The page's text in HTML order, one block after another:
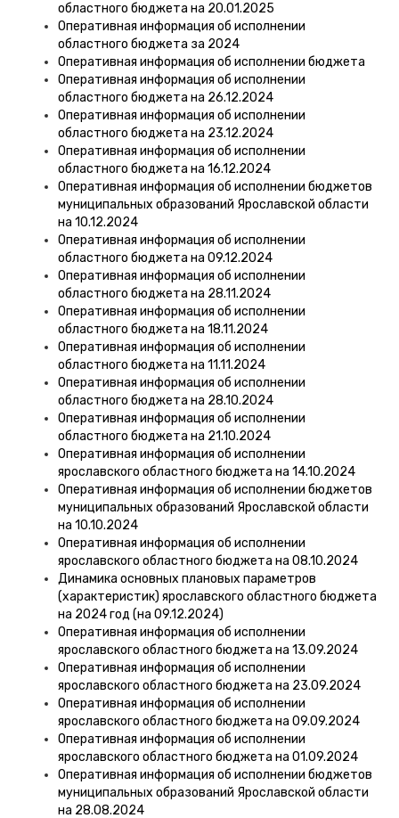
областного бюджета на 20.01.2025
Оперативная информация об исполнении
областного бюджета за 2024
Оперативная информация об исполнении бюджета
Оперативная информация об исполнении
областного бюджета на 26.12.2024
Оперативная информация об исполнении
областного бюджета на 23.12.2024
Оперативная информация об исполнении
областного бюджета на 16.12.2024
Оперативная информация об исполнении бюджетов
муниципальных образований Ярославской области
на 10.12.2024
Оперативная информация об исполнении
областного бюджета на 09.12.2024
Оперативная информация об исполнении
областного бюджета на 28.11.2024
Оперативная информация об исполнении
областного бюджета на 18.11.2024
Оперативная информация об исполнении
областного бюджета на 11.11.2024
Оперативная информация об исполнении
областного бюджета на 28.10.2024
Оперативная информация об исполнении
областного бюджета на 21.10.2024
Оперативная информация об исполнении
ярославского областного бюджета на 14.10.2024
Оперативная информация об исполнении бюджетов
муниципальных образований Ярославской области
на 10.10.2024
Оперативная информация об исполнении
ярославского областного бюджета на 08.10.2024
Динамика основных плановых параметров
(характеристик) ярославского областного бюджета
на 2024 год (на 09.12.2024)
Оперативная информация об исполнении
ярославского областного бюджета на 13.09.2024
Оперативная информация об исполнении
ярославского областного бюджета на 23.09.2024
Оперативная информация об исполнении
ярославского областного бюджета на 09.09.2024
Оперативная информация об исполнении
ярославского областного бюджета на 01.09.2024
Оперативная информация об исполнении бюджетов
муниципальных образований Ярославской области
на 28.08.2024